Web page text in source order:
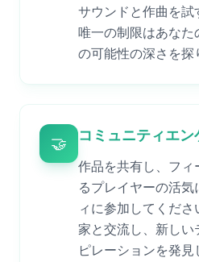
サウンドと作曲を試
唯一の制限はあな
の可能性の深さを探
🤝 コミュニティエン
作品を共有し、フ
るプレイヤーの活
ィに参加してくだ
家と交流し、新し
ピレーションを発見